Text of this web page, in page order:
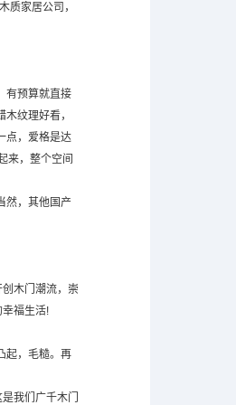
质家居公司，
有预算就直接
纹理好看，
点，爱格是达
来，整个空间
然，其他国产
木门潮流，崇
福生活!
起，毛糙。再
我们 广千木门